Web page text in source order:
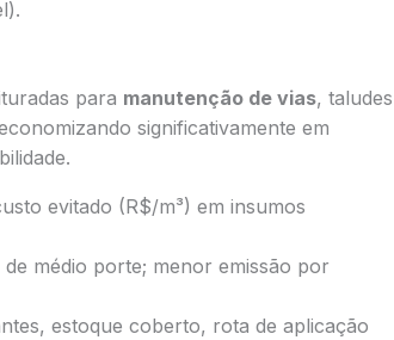
para manutenção de vias, taludes
significativamente em
evitado (R$/m³) em insumos
médio porte; menor emissão por
estoque coberto, rota de aplicação